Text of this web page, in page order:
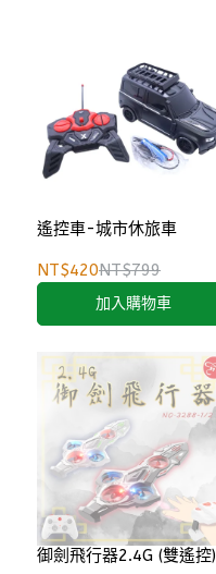
遙控車-城市休旅車
NT$420NT$799
加入購物車
御劍飛行器2.4G (雙遙控)